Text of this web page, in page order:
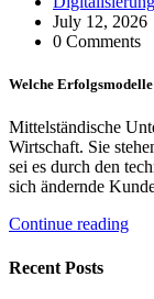
July 12, 2026
0 Comments
Welche
Mittelständische
Wirtschaft. Sie
sei es durch den
sich ändernde
Continue reading
Recent Posts